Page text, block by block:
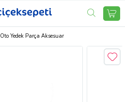
Oto Yedek Parça Aksesuar